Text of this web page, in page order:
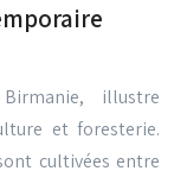
illustre
et foresterie.
cultivées entre